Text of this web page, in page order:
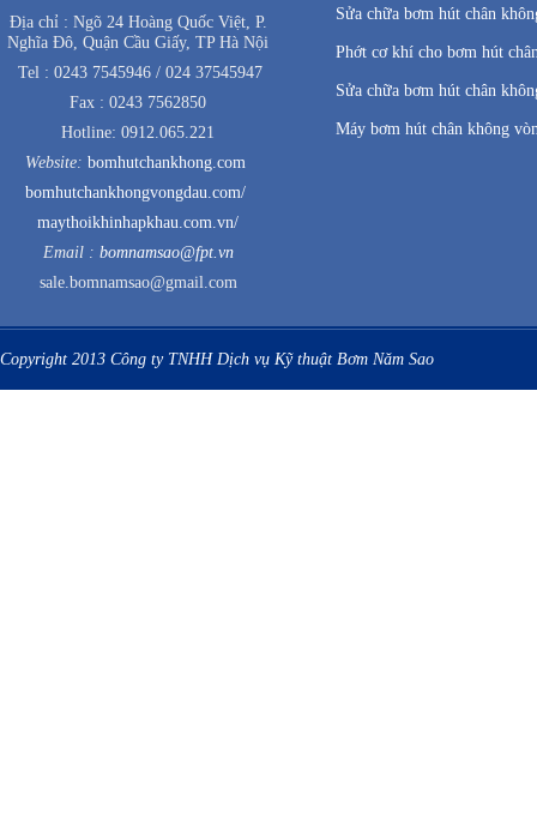
Địa chỉ : Ngõ 24 Hoàng Quốc Việt, P.
Nghĩa Đô, Quận Cầu Giấy, TP Hà Nội
Tel : 0243 7545946 / 024 37545947
Fax : 0243 7562850
Hotline: 0912.065.221
Website: bomhutchankhong.com
bomhutchankhongvongdau.com/
maythoikhinhapkhau.com.vn/
Email : bomnamsao@fpt.vn
sale.bomnamsao@gmail.com
Sửa chữa bơm hút chân
Phớt cơ khí cho bơm hút
Sửa chữa bơm hút chân
Máy bơm hút chân không
Copyright 2013 Công ty TNHH Dịch vụ Kỹ thuật Bơm Năm Sao